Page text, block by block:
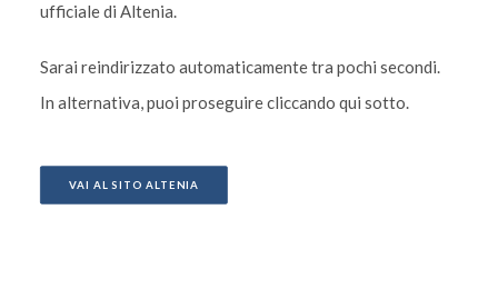
ufficiale di Altenia.
Sarai reindirizzato automaticamente tra pochi secondi.
In alternativa, puoi proseguire cliccando qui sotto.
VAI AL SITO ALTENIA